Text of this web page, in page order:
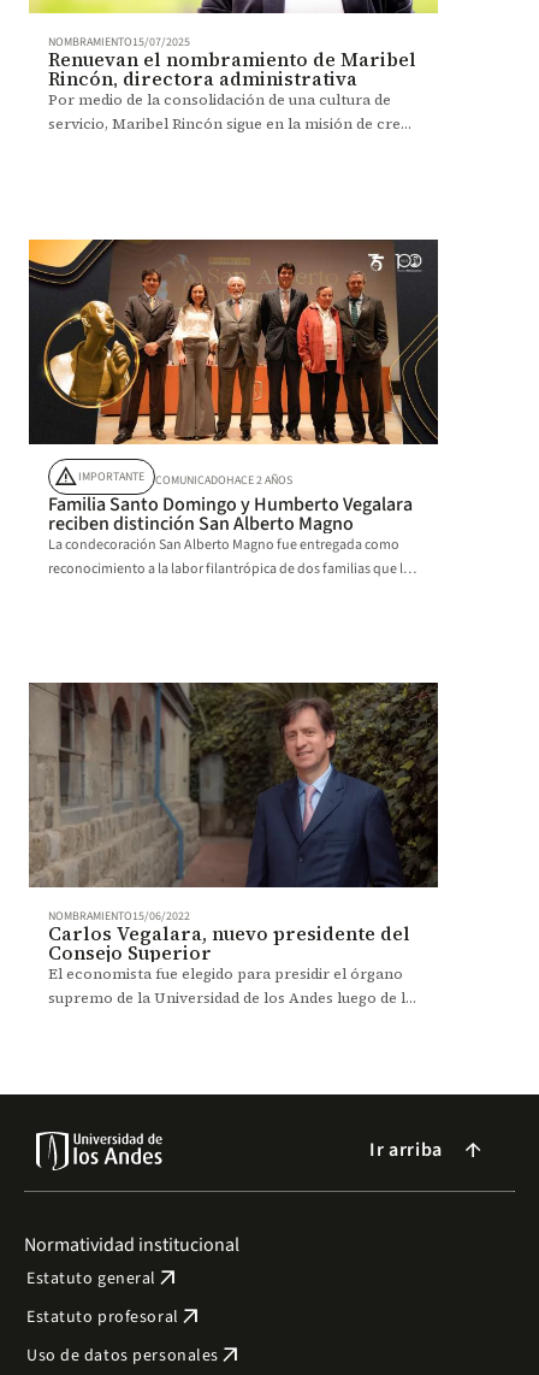
NOMBRAMIENTO15/07/2025
Renuevan el nombramiento de Maribel
Rincón, directora administrativa
Por medio de la consolidación de una cultura de
servicio, Maribel Rincón sigue en la misión de crear
warningIMPORTANTE COMUNICADOHACE 2 AÑOS
Familia Santo Domingo y Humberto Vegalara
reciben distinción San Alberto Magno
La condecoración San Alberto Magno fue entregada como
reconocimiento a la labor filantrópica de dos familias que le
NOMBRAMIENTO15/06/2022
Carlos Vegalara, nuevo presidente del
Consejo Superior
El economista fue elegido para presidir el órgano
supremo de la Universidad de los Andes luego de la
Ir arriba arrow_forward
Normatividad institucional
Estatuto general arrow_outward
Estatuto profesoral arrow_outward
Uso de datos personales arrow_outward